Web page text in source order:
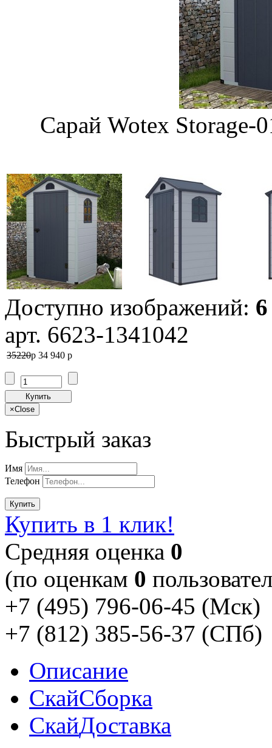
Сарай Wotex Storage-
Доступно изображений: 6
арт. 6623-1341042
35220p 34 940 p
Купить
×Close
Быстрый заказ
Имя
Телефон
Купить
Купить в 1 клик!
Cредняя оценка 0
(по оценкам 0
+7 (495) 796-06-45 (Мск)
+7 (812) 385-56-37 (СПб)
Описание
СкайСборка
СкайДоставка